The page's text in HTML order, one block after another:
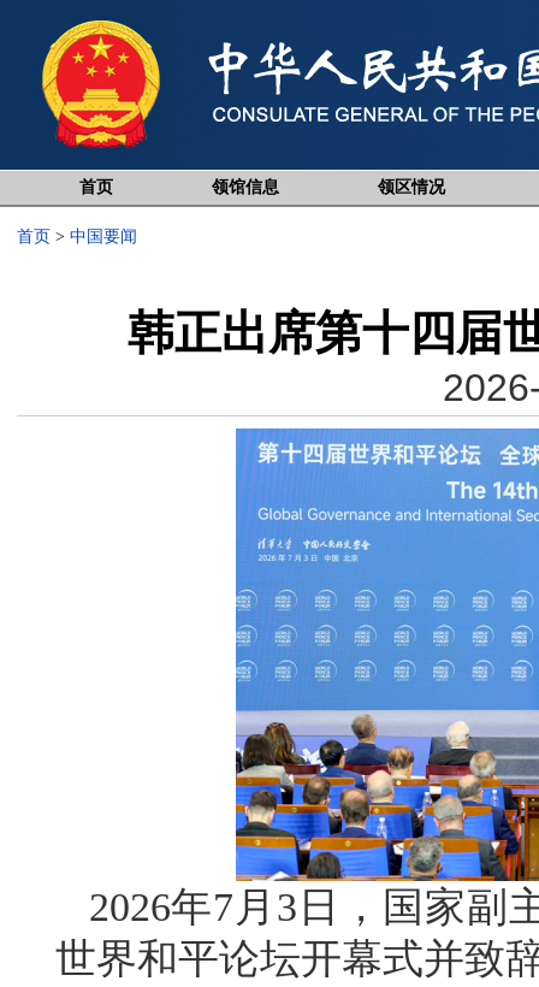
首页 领馆信息 领区情况
首页 > 中国要闻
韩正出席第十四届
2026年7月3日，国家副
世界和平论坛开幕式并致